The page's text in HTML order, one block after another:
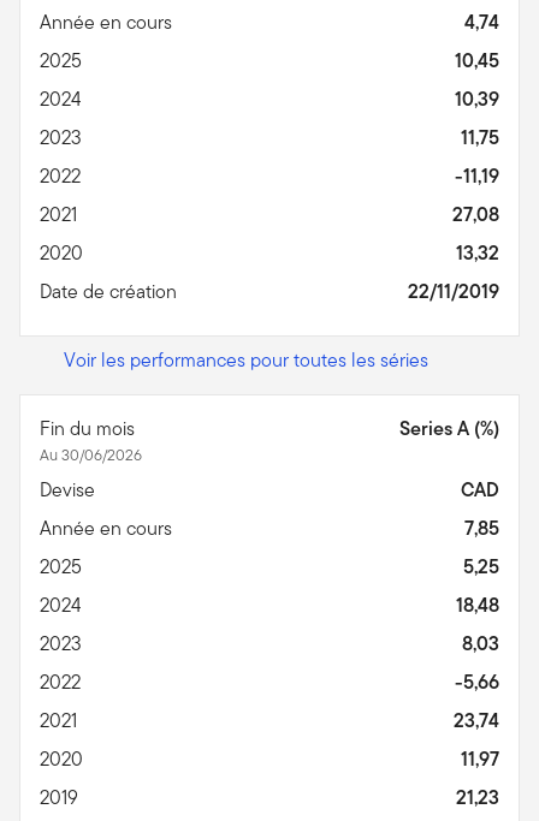
Année en cours
4,74
2025
10,45
2024
10,39
2023
11,75
2022
-11,19
2021
27,08
2020
13,32
Date de création
22/11/2019
Voir les performances pour toutes les séries
Fin du mois
Au 30/06/2026
Series A (%)
Devise
CAD
Année en cours
7,85
2025
5,25
2024
18,48
2023
8,03
2022
-5,66
2021
23,74
2020
11,97
2019
21,23